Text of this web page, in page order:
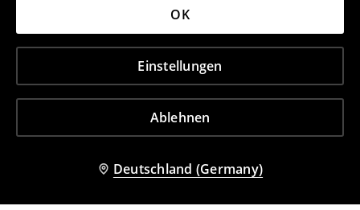
Ablehnen
Einstellungen
OK
Deutschland (Germany)